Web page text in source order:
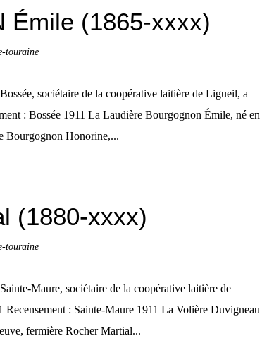
Émile (1865-xxxx)
touraine
sociétaire de la coopérative laitière de Ligueil, a
: Bossée 1911 La Laudière Bourgognon Émile, né en
Bourgognon Honorine,...
(1880-xxxx)
touraine
Maure, sociétaire de la coopérative laitière de
: Sainte-Maure 1911 La Volière Duvigneau
fermière Rocher Martial...